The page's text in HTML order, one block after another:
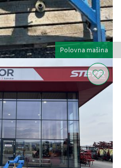
Polovna mašina